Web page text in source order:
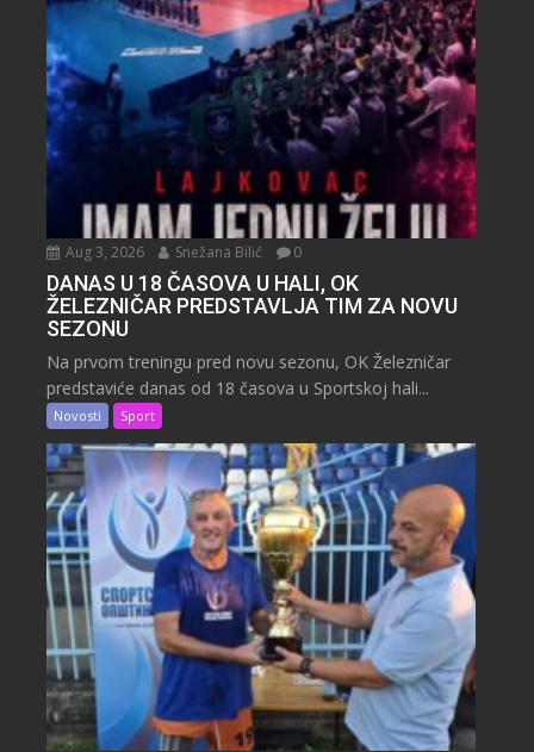
Aug 3, 2026 Snežana Bilić 0
DANAS U 18 ČASOVA U HALI, OK
ŽELEZNIČAR PREDSTAVLJA TIM ZA NOVU
SEZONU
Na prvom treningu pred novu sezonu, OK Železničar
predstaviće danas od 18 časova u Sportskoj hali...
Novosti Sport